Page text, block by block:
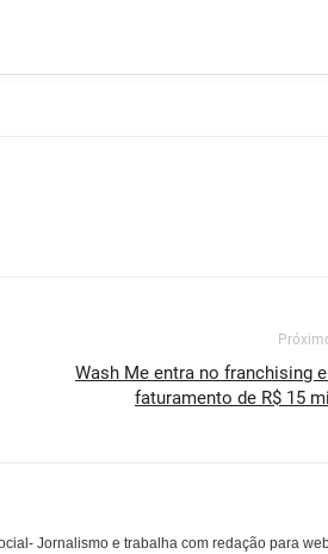
Wash Me entra no franchising
faturamento de R$ 15
Jornalismo e trabalha com redação para